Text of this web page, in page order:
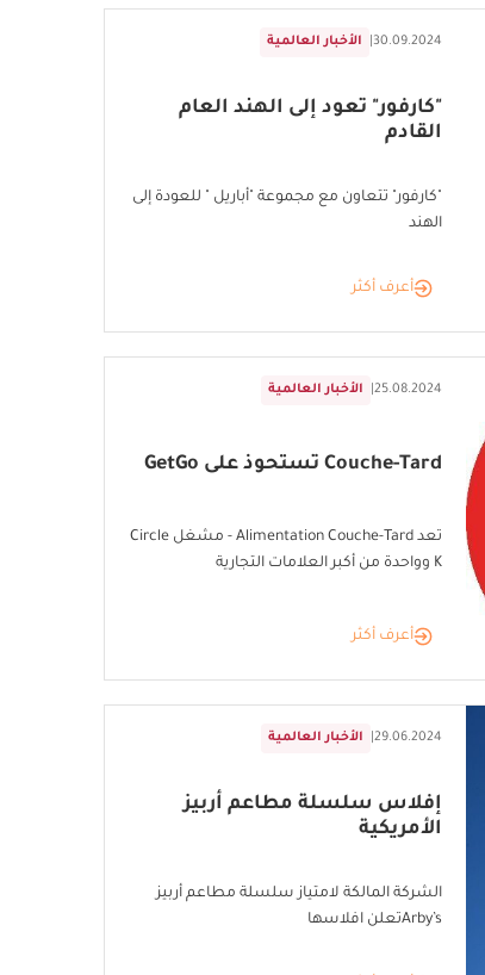
الأخبار العالمية 30.09.2024
"كارفور" تعود إلى الهند العام
القادم
"كارفور" تتعاون مع مجموعة "أباريل " للعودة إلى
الهند
أعرف أكثر
الأخبار العالمية 25.08.2024
Couche-Tard تستحوذ على GetGo
تعد Alimentation Couche-Tard - مشغل Circle
K وواحدة من أكبر العلامات التجارية
أعرف أكثر
الأخبار العالمية 29.06.2024
إفلاس سلسلة مطاعم أربيز
الأمريكية
الشركة المالكة لامتياز سلسلة مطاعم أربيز
Arby’sتعلن افلاسها